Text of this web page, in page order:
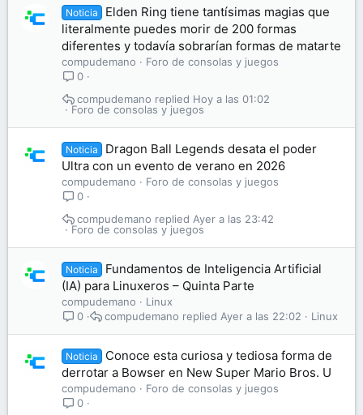
Noticia
Elden Ring tiene tantísimas magias que
literalmente puedes morir de 200 formas
diferentes y todavía sobrarían formas de matarte
compudemano
Foro de consolas y juegos
0
Foro de consolas y juegos
Hoy a las 01:02
compudemano
Noticia
Dragon Ball Legends desata el poder
Ultra con un evento de verano en 2026
compudemano
Foro de consolas y juegos
0
Foro de consolas y juegos
Ayer a las 23:42
compudemano
Noticia
Fundamentos de Inteligencia Artificial
(IA) para Linuxeros – Quinta Parte
compudemano
Linux
0
Linux
Ayer a las 22:02
compudemano
Noticia
Conoce esta curiosa y tediosa forma de
derrotar a Bowser en New Super Mario Bros. U
compudemano
Foro de consolas y juegos
0